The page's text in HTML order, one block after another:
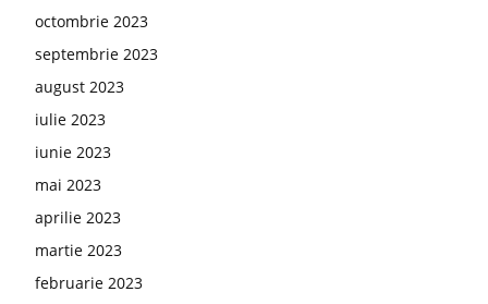
octombrie 2023
septembrie 2023
august 2023
iulie 2023
iunie 2023
mai 2023
aprilie 2023
martie 2023
februarie 2023